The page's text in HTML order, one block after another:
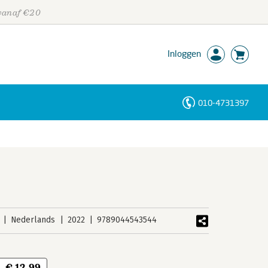
€20
Inloggen
010-4731397
Nederlands 2022 9789044543544
Personen